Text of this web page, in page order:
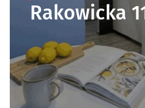
Rakowicka